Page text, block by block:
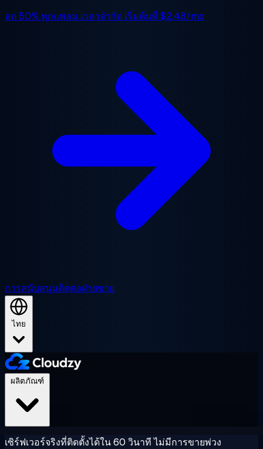
ลด 50% ทุกแพลน เวลาจำกัด เริ่มต้นที่ $2.48/mo
การสนับสนุนติดต่อฝ่ายขาย
ไทย
เซิร์ฟเวอร์จริงที่ติดตั้งได้ใน 60 วินาที ไม่มีการขายพ่วง